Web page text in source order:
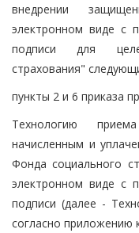
внедрении
электронном виде с
подписи для
страхования"
пункты 2 и 6 приказа
Технологию
начисленным и
Фонда социального
электронном виде с
подписи (далее -
согласно приложению